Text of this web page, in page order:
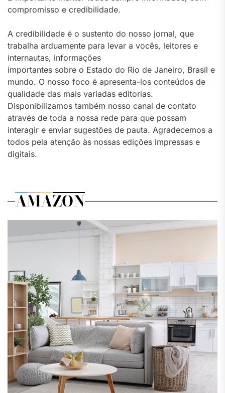
compromisso e credibilidade.
A credibilidade é o sustento do nosso jornal, que
trabalha arduamente para levar a vocês, leitores e
internautas, informações
importantes sobre o Estado do Rio de Janeiro, Brasil e
mundo. O nosso foco é apresenta-los conteúdos de
qualidade das mais variadas editorias.
Disponibilizamos também nosso canal de contato
através de toda a nossa rede para que possam
interagir e enviar sugestões de pauta. Agradecemos a
todos pela atenção às nossas edições impressas e
digitais.
AMAZON